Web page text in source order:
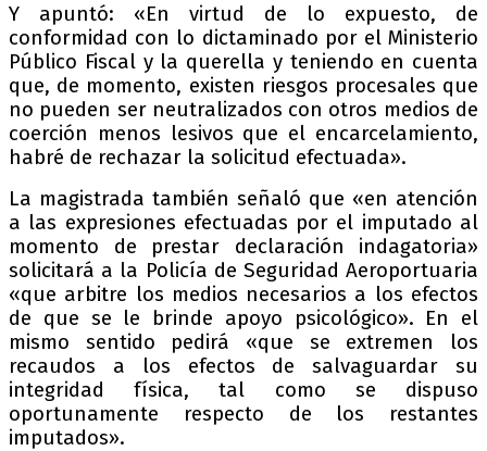
Y apuntó: «En virtud de lo expuesto, de
conformidad con lo dictaminado por el Ministerio
Público Fiscal y la querella y teniendo en cuenta
que, de momento, existen riesgos procesales que
no pueden ser neutralizados con otros medios de
coerción menos lesivos que el encarcelamiento,
habré de rechazar la solicitud efectuada».
La magistrada también señaló que «en atención
a las expresiones efectuadas por el imputado al
momento de prestar declaración indagatoria»
solicitará a la Policía de Seguridad Aeroportuaria
«que arbitre los medios necesarios a los efectos
de que se le brinde apoyo psicológico». En el
mismo sentido pedirá «que se extremen los
recaudos a los efectos de salvaguardar su
integridad física, tal como se dispuso
oportunamente respecto de los restantes
imputados».